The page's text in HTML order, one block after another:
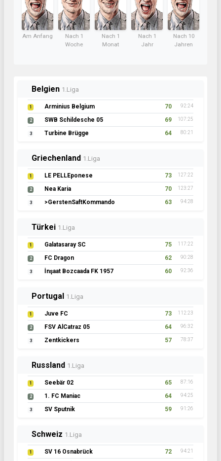
Am Anfang
Nach 1
Woche
Nach 1
Monat
Nach 1
Jahr
Nach 10
Jahren
Belgien 1.Liga
1 Arminius Belgium 70 92:24
2 SWB Schildesche 05 69 107:25
3 Turbine Brügge 64 80:21
Griechenland 1.Liga
1 LE PELLEponese 73 127:22
2 Nea Karia 70 123:27
3 >GerstenSaftKommando 63 94:28
Türkei 1.Liga
1 Galatasaray SC 75 117:22
2 FC Dragon 62 90:28
3 İnşaat Bozcaada FK 1957 60 92:36
Portugal 1.Liga
1 Juve FC 73 112:23
2 FSV AlCatraz 05 64 96:32
3 Zentkickers 57 78:37
Russland 1.Liga
1 Seebär 02 65 87:16
2 1. FC Maniac 64 94:25
3 SV Sputnik 59 91:26
Schweiz 1.Liga
1 SV 16 Osnabrück 72 94:21